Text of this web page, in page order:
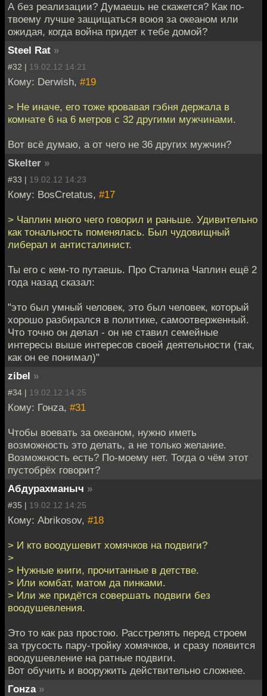
А без реализации? Думаешь не скажется? Как по-
твоему лучше защищаться воюя за океаном или
ожидая, когда война придет к тебе домой?
Steel Rat »
#32 | 19.02.12 14:21
Кому: Derwish, #19
> Не иначе, его тоже кровавая гэбня держала в
комнате 6 на 6 метров с 32 другими мужчинами.
Вот всё думаю, а от чего не 36 других мужчин?
Skelter »
#33 | 19.02.12 14:23
Кому: BosCretatus, #17
> Чаплин много чего говорил и раньше. Удивительно
как тональность поменялась. Был чудовищный
либерал и антисталинист.
Ты его с кем-то путаешь. Про Сталина Чаплин ещё 2
года назад сказал:
"это был умный человек, это был человек, который
хорошо разбирался в политике, самоотверженный.
Что точно он делал - он не ставил семейные
интересы выше интересов своей деятельности (так,
как он ее понимал)"
zibel »
#34 | 19.02.12 14:25
Кому: Гонzа, #31
Чтобы воевать за океаном, нужно иметь
возможность это делать, а не только желание.
Возможность есть? По-моему нет. Тогда о чём этот
пустобрёх говорит?
Абдурахманыч »
#35 | 19.02.12 14:25
Кому: Abrikosov, #18
> И кто воодушевит хомячков на подвиги?
>
> Нужные книги, прочитанные в детстве.
> Или комбат, матом да пинками.
> Или же придётся совершать подвиги без
воодушевления.
Это то как раз простою. Расстрелять перед строем
за трусость пару-тройку хомячков, и сразу появится
воодушевление на ратные подвиги.
Вот обучить и вооружить действительно сложнее.
Гонzа »